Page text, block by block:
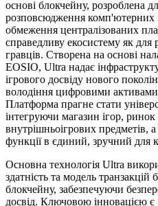
основі блокчейну, розроблена
розповсюдження комп'ютерних
обмеження централізованих
справедливу екосистему як для
гравців. Створена на основі
EOSIO, Ultra надає
ігрового досвіду нового
володіння цифровими активами
Платформа прагне стати
інтегруючи магазин ігор,
внутрішньоігрових предметів, а
функції в єдиний, зручний для
Основна технологія Ultra
здатність та модель транзакцій
блокчейну, забезпечуючи
досвід. Ключовою інновацією